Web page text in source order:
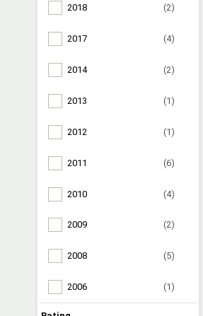
2018 (2)
2017 (4)
2014 (2)
2013 (1)
2012 (1)
2011 (6)
2010 (4)
2009 (2)
2008 (5)
2006 (1)